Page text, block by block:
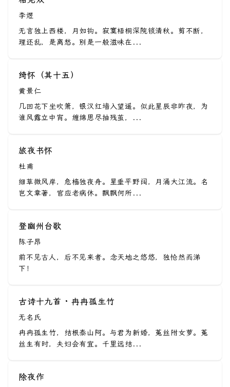
李煜
无言独上西楼，月如钩。寂寞梧桐深院锁清秋。剪不断，
理还乱，是离愁。别是一般滋味在...
绮怀（其十五）
黄景仁
几回花下坐吹箫，银汉红墙入望遥。似此星辰非昨夜，为
谁风露立中宵。缠绵思尽抽残茧，...
旅夜书怀
杜甫
细草微风岸，危樯独夜舟。星垂平野阔，月涌大江流。名
岂文章著，官应老病休。飘飘何所...
登幽州台歌
陈子昂
前不见古人，后不见来者。念天地之悠悠，独怆然而涕
下！
古诗十九首 · 冉冉孤生竹
无名氏
冉冉孤生竹，结根泰山阿。与君为新婚，菟丝附女萝。菟
丝生有时，夫妇会有宜。千里远结...
除夜作